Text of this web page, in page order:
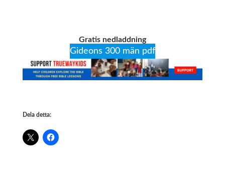
Gratis nedladdning
Gideons 300 män pdf
Dela detta: